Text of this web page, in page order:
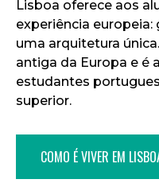
Lisboa oferece aos
experiência europeia:
uma arquitetura
antiga da Europa e é
estudantes
superior.
COMO É VIVER EM